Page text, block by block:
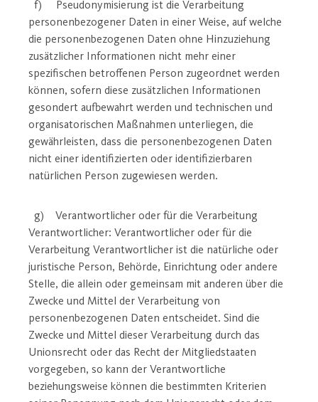
f) Pseudonymisierung ist die Verarbeitung
personenbezogener Daten in einer Weise, auf welche
die personenbezogenen Daten ohne Hinzuziehung
zusätzlicher Informationen nicht mehr einer
spezifischen betroffenen Person zugeordnet werden
können, sofern diese zusätzlichen Informationen
gesondert aufbewahrt werden und technischen und
organisatorischen Maßnahmen unterliegen, die
gewährleisten, dass die personenbezogenen Daten
nicht einer identifizierten oder identifizierbaren
natürlichen Person zugewiesen werden.
g) Verantwortlicher oder für die Verarbeitung
Verantwortlicher: Verantwortlicher oder für die
Verarbeitung Verantwortlicher ist die natürliche oder
juristische Person, Behörde, Einrichtung oder andere
Stelle, die allein oder gemeinsam mit anderen über die
Zwecke und Mittel der Verarbeitung von
personenbezogenen Daten entscheidet. Sind die
Zwecke und Mittel dieser Verarbeitung durch das
Unionsrecht oder das Recht der Mitgliedstaaten
vorgegeben, so kann der Verantwortliche
beziehungsweise können die bestimmten Kriterien